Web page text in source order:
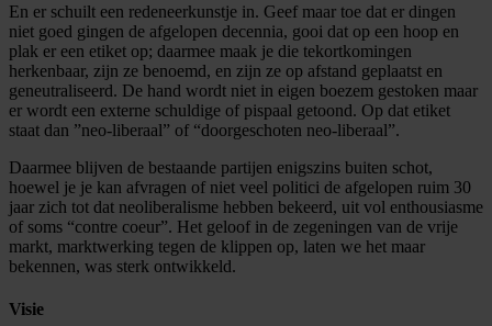
En er schuilt een redeneerkunstje in. Geef maar toe dat er dingen
niet goed gingen de afgelopen decennia, gooi dat op een hoop en
plak er een etiket op; daarmee maak je die tekortkomingen
herkenbaar, zijn ze benoemd, en zijn ze op afstand geplaatst en
geneutraliseerd. De hand wordt niet in eigen boezem gestoken maar
er wordt een externe schuldige of pispaal getoond. Op dat etiket
staat dan ”neo-liberaal” of “doorgeschoten neo-liberaal”.
Daarmee blijven de bestaande partijen enigszins buiten schot,
hoewel je je kan afvragen of niet veel politici de afgelopen ruim 30
jaar zich tot dat neoliberalisme hebben bekeerd, uit vol enthousiasme
of soms “contre coeur”. Het geloof in de zegeningen van de vrije
markt, marktwerking tegen de klippen op, laten we het maar
bekennen, was sterk ontwikkeld.
Visie